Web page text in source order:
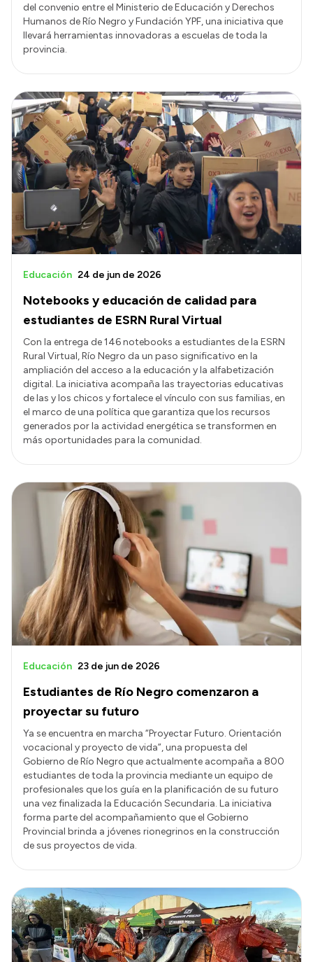
del convenio entre el Ministerio de Educación y Derechos
Humanos de Río Negro y Fundación YPF, una iniciativa que
llevará herramientas innovadoras a escuelas de toda la
provincia.
Notebooks y educación de calidad para
estudiantes de ESRN Rural Virtual
Educación 24 de jun de 2026
Con la entrega de 146 notebooks a estudiantes de la ESRN
Rural Virtual, Río Negro da un paso significativo en la
ampliación del acceso a la educación y la alfabetización
digital. La iniciativa acompaña las trayectorias educativas
de las y los chicos y fortalece el vínculo con sus familias, en
el marco de una política que garantiza que los recursos
generados por la actividad energética se transformen en
más oportunidades para la comunidad.
Estudiantes de Río Negro comenzaron a
proyectar su futuro
Educación 23 de jun de 2026
Ya se encuentra en marcha “Proyectar Futuro. Orientación
vocacional y proyecto de vida”, una propuesta del
Gobierno de Río Negro que actualmente acompaña a 800
estudiantes de toda la provincia mediante un equipo de
profesionales que los guía en la planificación de su futuro
una vez finalizada la Educación Secundaria. La iniciativa
forma parte del acompañamiento que el Gobierno
Provincial brinda a jóvenes rionegrinos en la construcción
de sus proyectos de vida.